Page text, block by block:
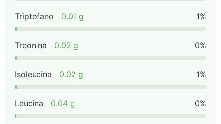
Triptofano 0.01 g 1%
Treonina 0.02 g 0%
Isoleucina 0.02 g 1%
Leucina 0.04 g 0%